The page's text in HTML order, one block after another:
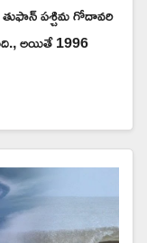
తుఫాన్‌ పశ్చిమ గోదావరి
అయితే 1996